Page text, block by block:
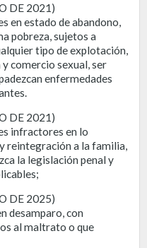
DE 2021)
en estado de abandono,
pobreza, sujetos a
tipo de explotación,
comercio sexual, ser
enfermedades
DE 2021)
infractores en lo
reintegración a la familia,
la legislación penal y
DE 2025)
desamparo, con
al maltrato o que